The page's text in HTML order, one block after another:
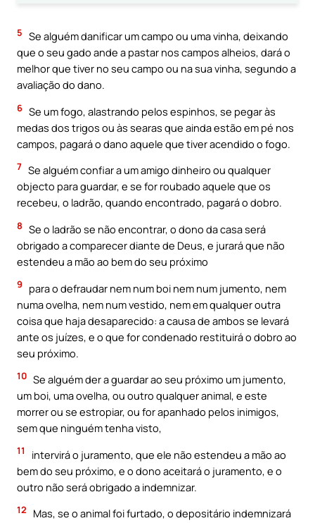
5 Se alguém danificar um campo ou uma vinha, deixando
que o seu gado ande a pastar nos campos alheios, dará o
melhor que tiver no seu campo ou na sua vinha, segundo a
avaliação do dano.
6 Se um fogo, alastrando pelos espinhos, se pegar às
medas dos trigos ou às searas que ainda estão em pé nos
campos, pagará o dano aquele que tiver acendido o fogo.
7 Se alguém confiar a um amigo dinheiro ou qualquer
objecto para guardar, e se for roubado aquele que os
recebeu, o ladrão, quando encontrado, pagará o dobro.
8 Se o ladrão se não encontrar, o dono da casa será
obrigado a comparecer diante de Deus, e jurará que não
estendeu a mão ao bem do seu próximo
9
para o defraudar nem num boi nem num jumento, nem
numa ovelha, nem num vestido, nem em qualquer outra
coisa que haja desaparecido: a causa de ambos se levará
ante os juízes, e o que for condenado restituirá o dobro ao
seu próximo.
10 Se alguém der a guardar ao seu próximo um jumento,
um boi, uma ovelha, ou outro qualquer animal, e este
morrer ou se estropiar, ou for apanhado pelos inimigos,
sem que ninguém tenha visto,
11
intervirá o juramento, que ele não estendeu a mão ao
bem do seu próximo, e o dono aceitará o juramento, e o
outro não será obrigado a indemnizar.
12
Mas, se o animal foi furtado, o depositário indemnizará